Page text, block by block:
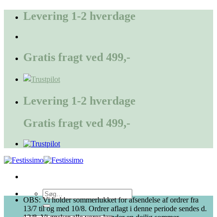
FortsætLevering 1-2 hverdage
Gratis fragt ved 499,-
Levering 1-2 hverdage
Gratis fragt ved 499,-
Søg
efter:
OBS: Vi holder sommerlukket for afsendelse af ordrer fra
13/7 til og med 10/8. Ordrer aflagt i denne periode sendes d.